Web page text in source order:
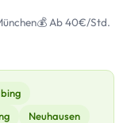
💰 Ab 40€/Std.
Neuhausen